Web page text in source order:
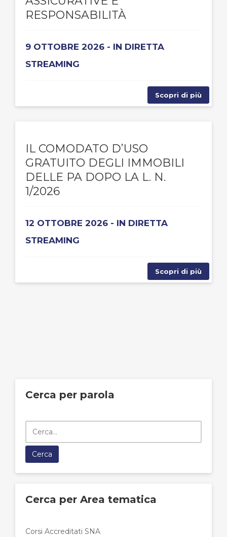
RESPONSABILITÀ
9 OTTOBRE 2026 - IN DIRETTA
STREAMING
Scopri di più
IL COMODATO D’USO
GRATUITO DEGLI IMMOBILI
DELLE PA DOPO LA L. N.
1/2026
12 OTTOBRE 2026 - IN DIRETTA
STREAMING
Scopri di più
Cerca per parola
Cerca per Area tematica
Corsi Accreditati SNA